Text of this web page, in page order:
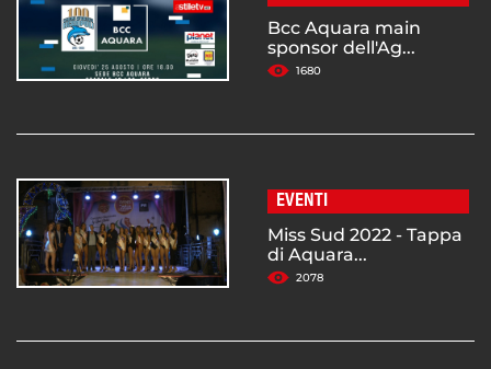
Bcc Aquara main
sponsor dell'Ag...
1680
EVENTI
Miss Sud 2022 - Tappa
di Aquara...
2078